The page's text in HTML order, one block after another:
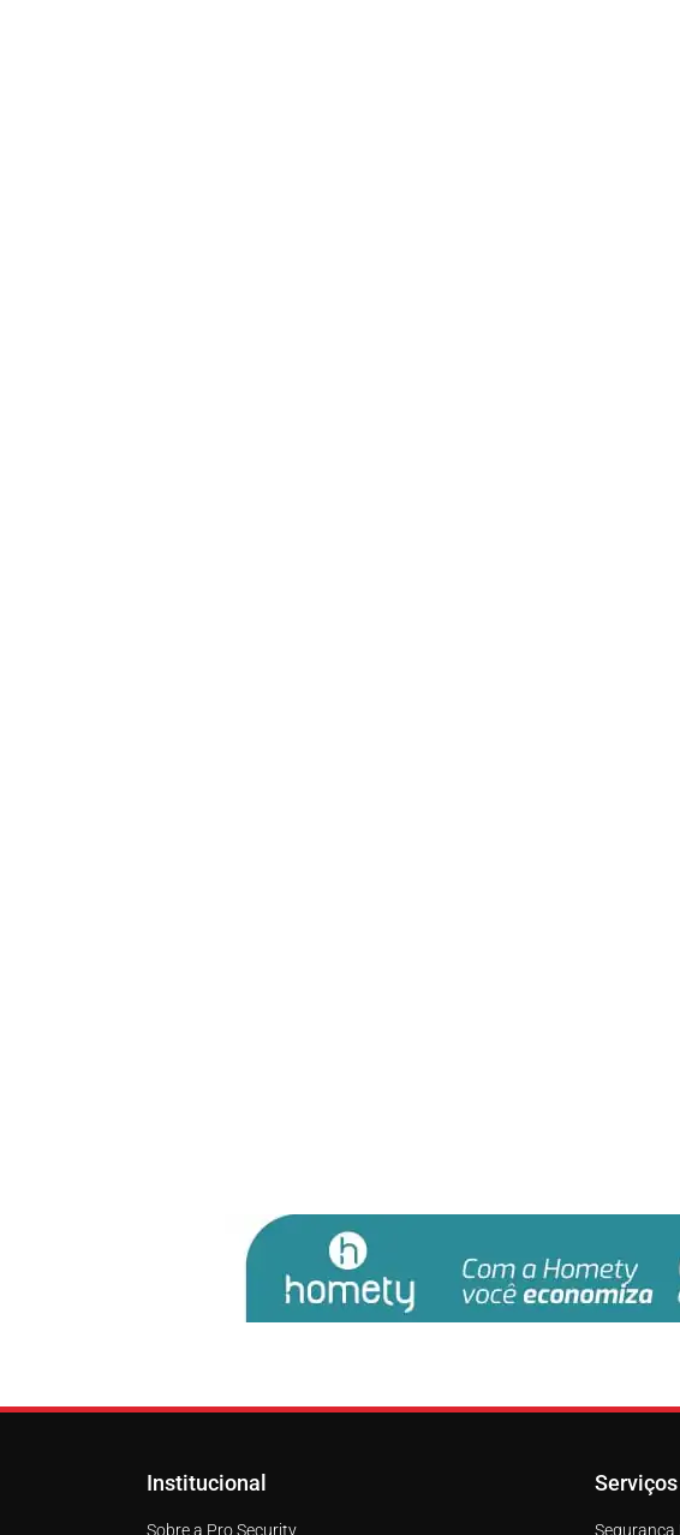
Institucional
Sobre a Pro Security
Serviços
Segurança